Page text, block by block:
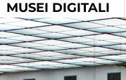
MUSEI DIGITALI